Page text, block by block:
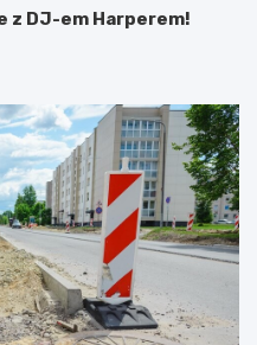
z DJ-em Harperem!